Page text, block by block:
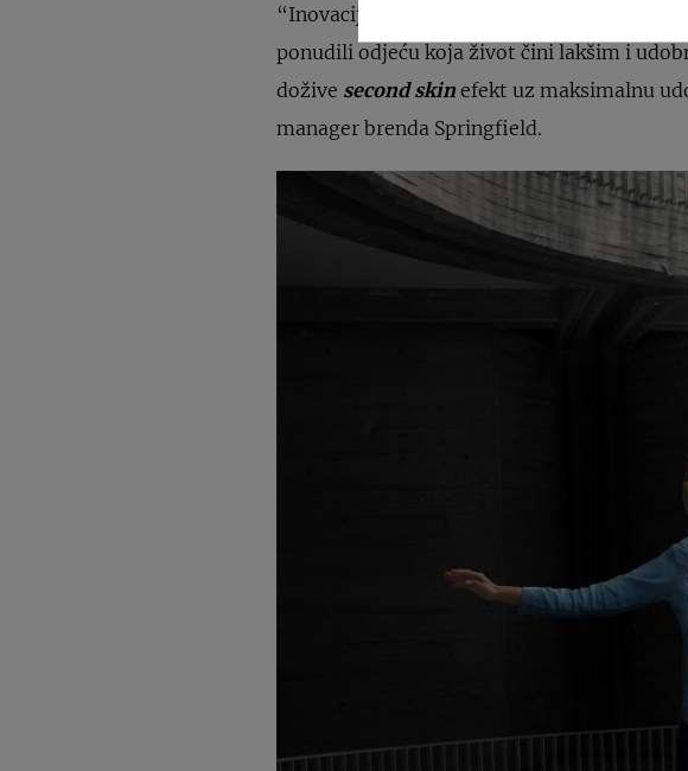
“Inovacija i tehnologija proizlazi iz
ponudili odjeću koja život čini lakšim i
dožive second skin efekt uz maksimalnu
manager brenda Springfield.